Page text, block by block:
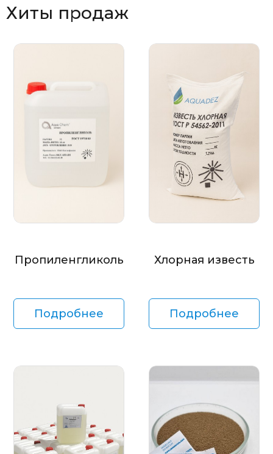
Хиты продаж
Пропиленгликоль
Подробнее
Хлорная известь
Подробнее